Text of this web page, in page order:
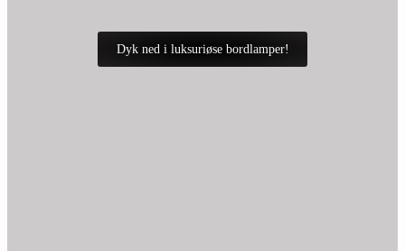
Dyk ned i luksuriøse bordlamper!